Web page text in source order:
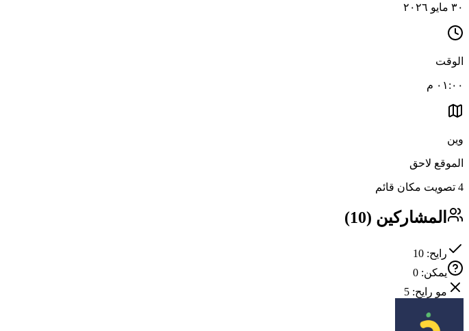
٣٠ مايو ٢٠٢٦
الوقت
٠١:٠٠ م
وين
الموقع لاحق
4 تصويت مكان قائم
المشاركين (
10
)
رايح:
10
يمكن:
0
مو رايح:
5